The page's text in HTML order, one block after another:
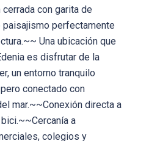
con garita de
perfectamente
Una ubicación que
es disfrutar de la
un entorno tranquilo
conectado con
mar.~~Conexión directa a
a
colegios y